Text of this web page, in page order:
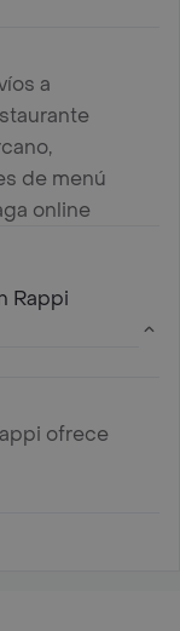
a
de menú
online
Rappi
ofrece